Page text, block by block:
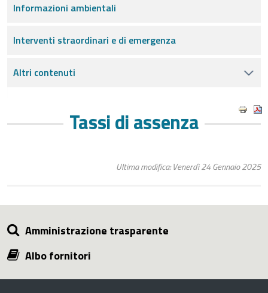
Informazioni ambientali
Interventi straordinari e di emergenza
Altri contenuti
Tassi di assenza
Ultima modifica: Venerdì 24 Gennaio 2025
Amministrazione trasparente
Albo fornitori